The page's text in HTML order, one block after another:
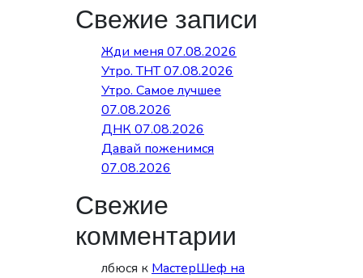
Свежие записи
Жди меня 07.08.2026
Утро. ТНТ 07.08.2026
Утро. Самое лучшее
07.08.2026
ДНК 07.08.2026
Давай поженимся
07.08.2026
Свежие
комментарии
лбюся к МастерШеф на